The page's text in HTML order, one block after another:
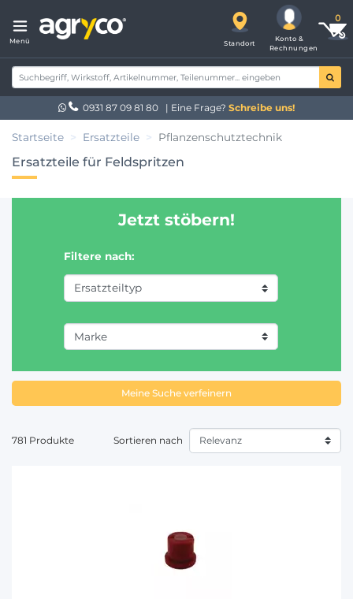
Menü Standort
Konto &
Rechnungen
0931 87 09 81 80 | Eine Frage? Schreibe uns!
Startseite Ersatzteile Pflanzenschutztechnik
Ersatzteile für Feldspritzen
Jetzt stöbern!
Filtere nach:
Meine Suche verfeinern
781 Produkte Sortieren nach